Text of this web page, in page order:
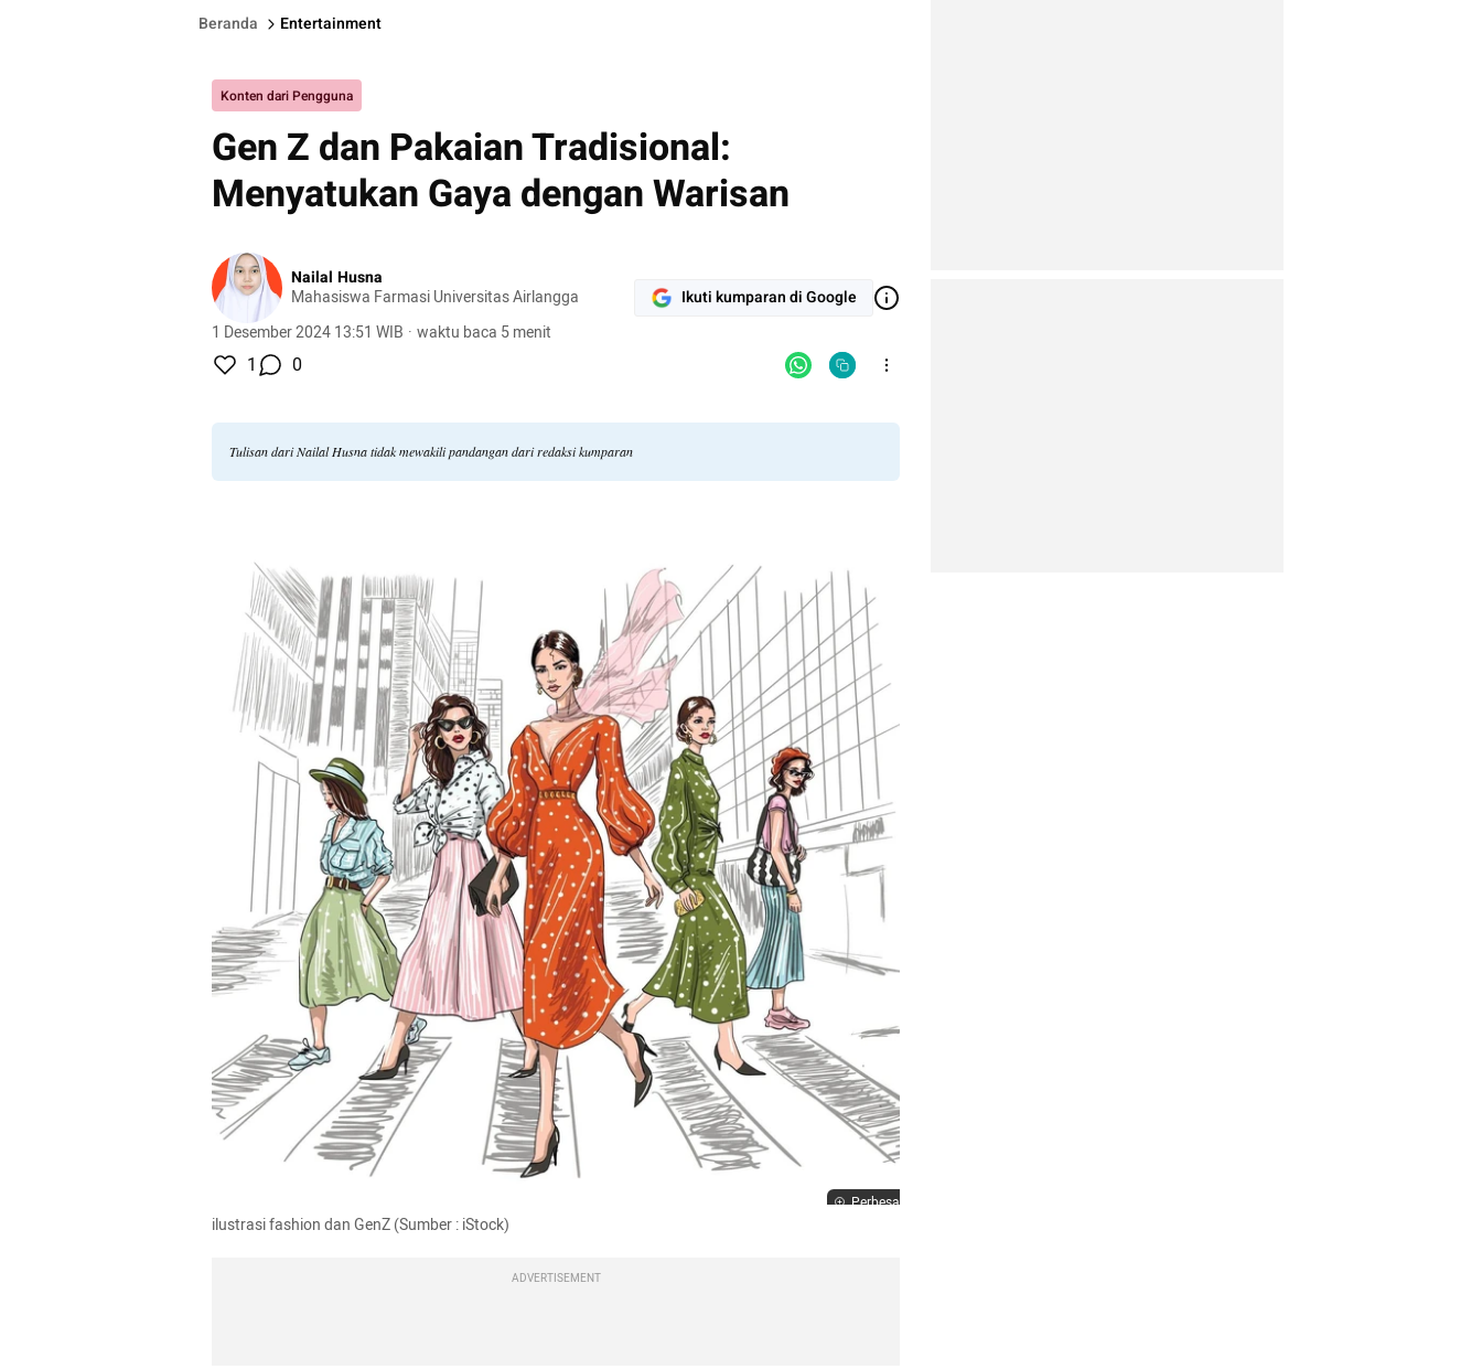
Beranda Entertainment
Konten dari Pengguna
Gen Z dan Pakaian Tradisional:
Menyatukan Gaya dengan Warisan
Nailal Husna
Mahasiswa Farmasi Universitas Airlangga
1 Desember 2024 13:51 WIB · waktu baca 5 menit
Ikuti kumparan di Google
1 0
Tulisan dari Nailal Husna tidak mewakili pandangan dari redaksi kumparan
Perbesar
ilustrasi fashion dan GenZ (Sumber : iStock)
ADVERTISEMENT